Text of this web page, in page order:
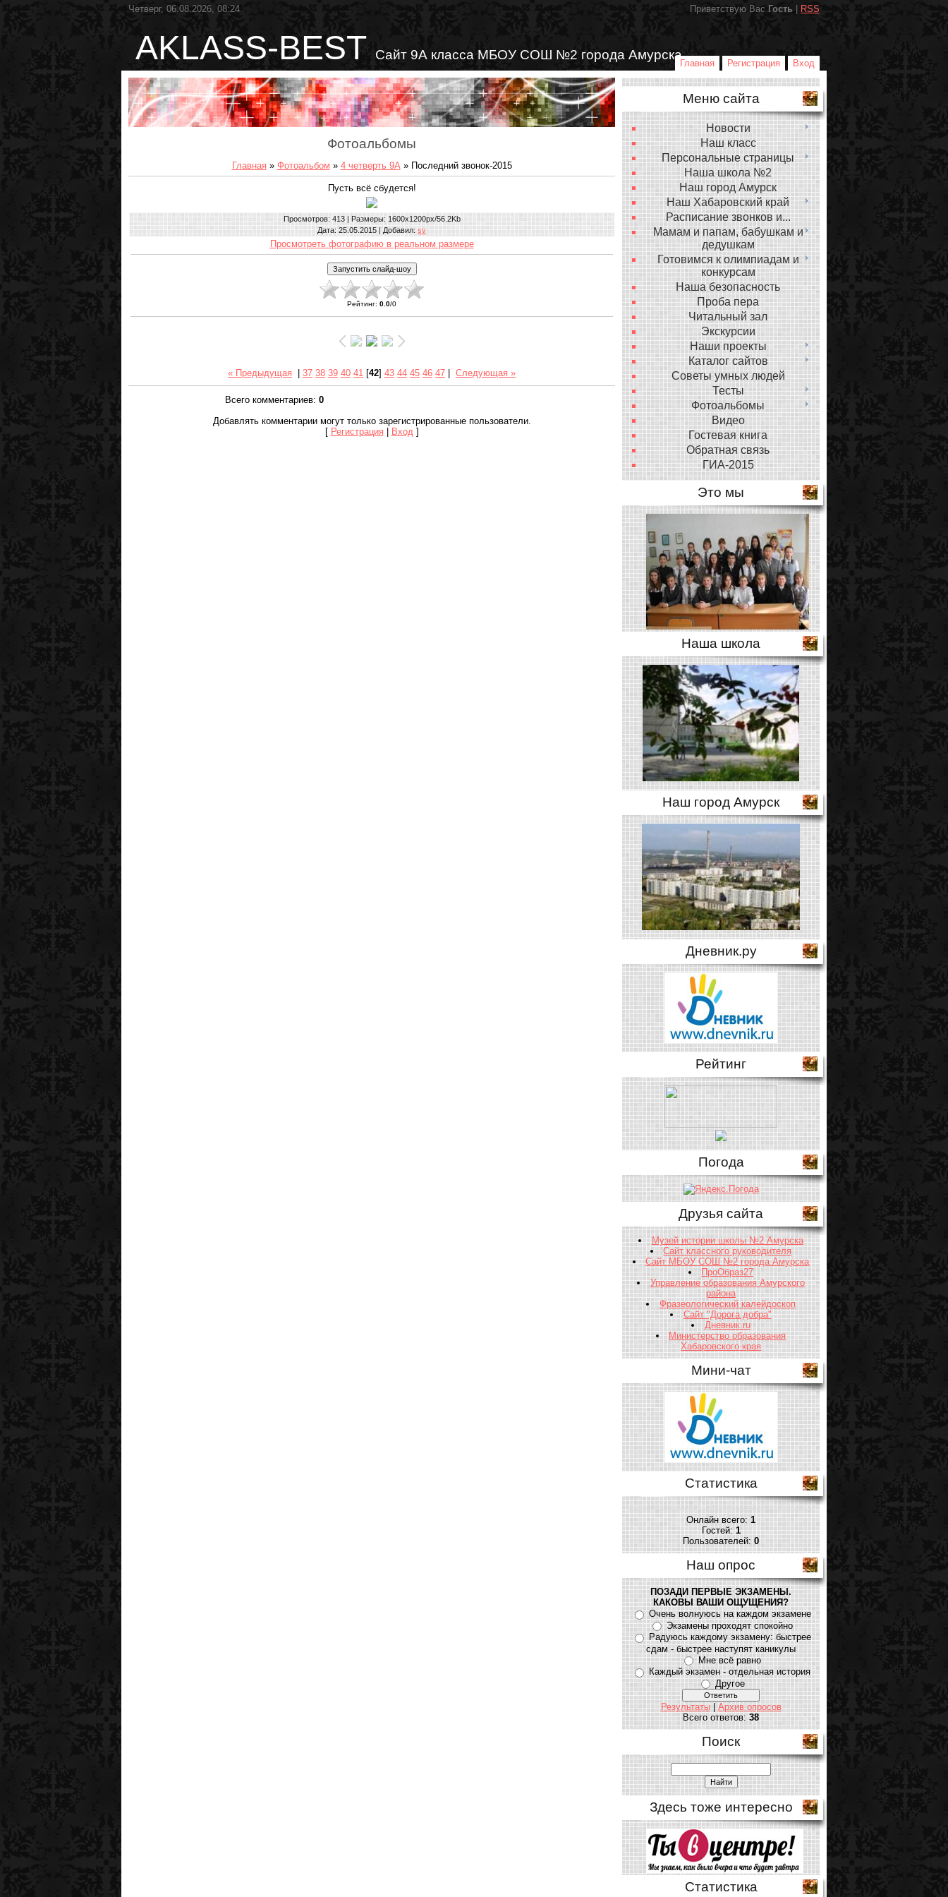
Четверг, 06.08.2026, 08:24 Приветствую Вас Гость RSS
AKLASS-BEST Сайт 9А класса МБОУ СОШ №2 города Амурска
Главная Регистрация Вход
Фотоальбомы
Главная » Фотоальбом » 4 четверть 9А» Последний звонок-2015
Пусть всё сбудется!
Просмотров: 413 | Размеры: 1600x1200px/56.2Kb
Дата: 25.05.2015 | Добавил: sv
Просмотреть фотографию в реальном размере
Рейтинг: 0.0/0
« Предыдущая 37 38 39 40 41 [42] 43 44 45 46 47 Следующая »
Всего комментариев: 0
Добавлять комментарии могут только зарегистрированные пользователи.
[ Регистрация | Вход ]
Меню сайта
Новости
Наш класс
Персональные страницы
Наша школа №2
Наш город Амурск
Наш Хабаровский край
Расписание звонков и...
Мамам и папам, бабушкам и
дедушкам
Готовимся к олимпиадам и
конкурсам
Наша безопасность
Проба пера
Читальный зал
Экскурсии
Наши проекты
Каталог сайтов
Советы умных людей
Тесты
Фотоальбомы
Видео
Гостевая книга
Обратная связь
ГИА-2015
Это мы
Наша школа
Наш город Амурск
Дневник.ру
Рейтинг
Погода
Друзья сайта
Музей истории школы №2 Амурска
Сайт классного руководителя
Сайт МБОУ СОШ №2 города Амурска
ПроОбраз27
Управление образования Амурского
района
Фразеологический калейдоскоп
Сайт "Дорога добра"
Дневник.ru
Министерство образования
Хабаровского края
Мини-чат
Статистика
Онлайн всего:1
Гостей:1
Пользователей:0
Наш опрос
ПОЗАДИ ПЕРВЫЕ ЭКЗАМЕНЫ.
КАКОВЫ ВАШИ ОЩУЩЕНИЯ?
Очень волнуюсь на каждом экзамене
Экзамены проходят спокойно
Радуюсь каждому экзамену: быстрее
сдам - быстрее наступят каникулы
Мне всё равно
Каждый экзамен - отдельная история
Другое
Результаты|Архив опросов
Всего ответов:38
Поиск
Здесь тоже интересно
Статистика